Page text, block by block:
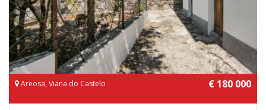
Areosa, Viana do Castelo € 180 000